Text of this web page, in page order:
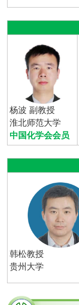
杨波 副教授
淮北师范大学
中国化学会会员
韩松教授
贵州大学